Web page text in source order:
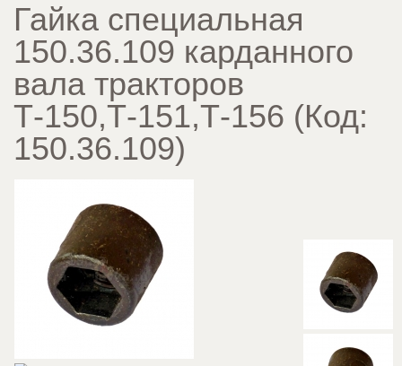
Гайка специальная
150.36.109 карданного
вала тракторов
Т-150,Т-151,Т-156 (Код:
150.36.109)